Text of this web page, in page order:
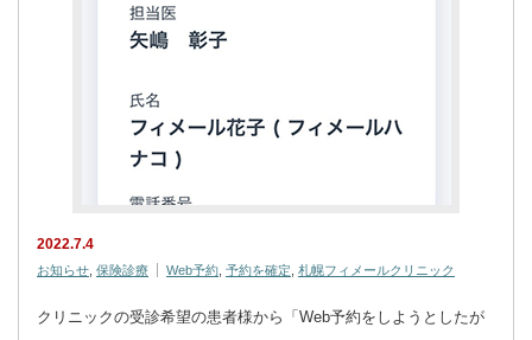
2022.7.4
お知らせ 保険診療 Web予約 予約を確定 札幌フィメールクリニック
クリニックの受診希望の患者様から「Web予約をしようとしたが